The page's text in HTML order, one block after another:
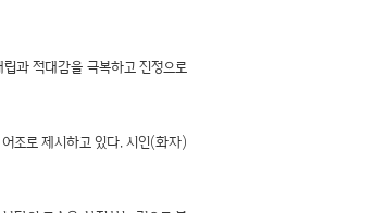
과 적대감을 극복하고 진정으로
조로 제시하고 있다. 시인(화자)